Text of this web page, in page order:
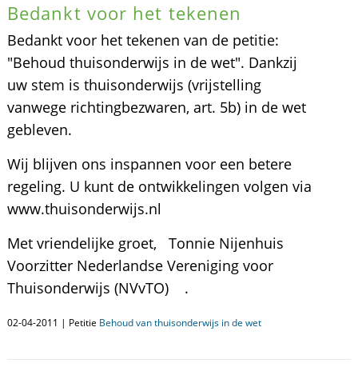
Bedankt voor het tekenen
Bedankt voor het tekenen van de petitie:
"Behoud thuisonderwijs in de wet". Dankzij
uw stem is thuisonderwijs (vrijstelling
vanwege richtingbezwaren, art. 5b) in de wet
gebleven.
Wij blijven ons inspannen voor een betere
regeling. U kunt de ontwikkelingen volgen via
www.thuisonderwijs.nl
Met vriendelijke groet, Tonnie Nijenhuis
Voorzitter Nederlandse Vereniging voor
Thuisonderwijs (NVvTO) .
02-04-2011 | Petitie Behoud van thuisonderwijs in de wet